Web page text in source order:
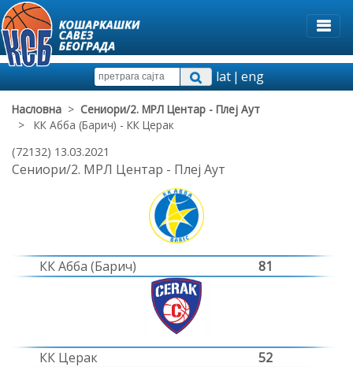
lat|eng
Насловна > Сениори/2. МРЛ Центар - Плеј Аут
> КК Абба (Барич) - КК Церак
(72132) 13.03.2021
Сениори/2. МРЛ Центар - Плеј Аут
КК Абба (Барич) 81
КК Церак 52